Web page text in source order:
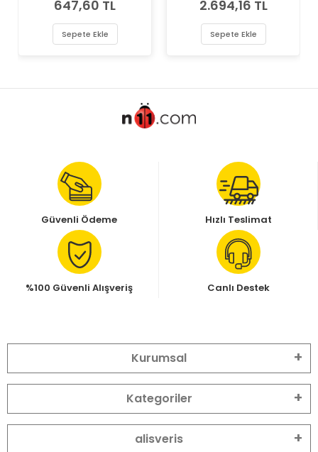
647,60 TL
Sepete Ekle
2.694,16 TL
Sepete Ekle
Güvenli Ödeme Hızlı Teslimat
%100 Güvenli Alışveriş Canlı Destek
Kurumsal
Kategoriler
alisveris